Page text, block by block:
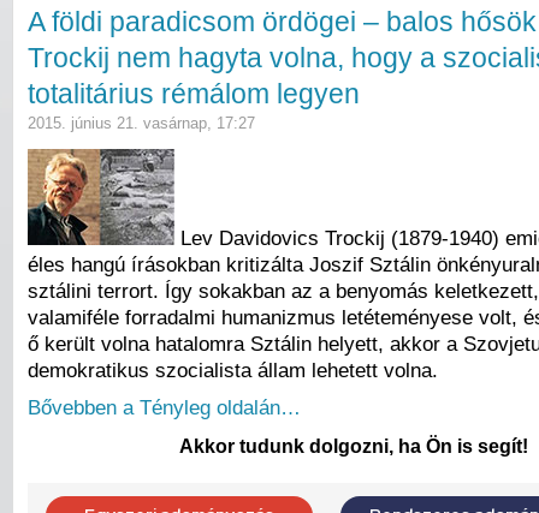
A földi paradicsom ördögei – balos
Trockij nem hagyta volna, hogy a
totalitárius rémálom legyen
2015. június 21. vasárnap, 17:27
Lev Davidovics Trockij (1879-1940)
éles hangú írásokban kritizálta Joszif Sztálin
sztálini terrort. Így sokakban az a benyomás
valamiféle forradalmi humanizmus letéteményese volt,
ő került volna hatalomra Sztálin helyett, akkor a
demokratikus szocialista állam lehetett volna.
Bővebben a Tényleg oldalán…
Akkor tudunk dolgozni, ha Ön is segít!